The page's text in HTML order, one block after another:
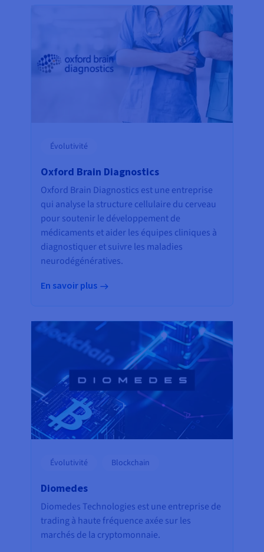
Évolutivité
Oxford Brain Diagnostics
Oxford Brain Diagnostics est une entreprise
qui analyse la structure cellulaire du cerveau
pour soutenir le développement de
médicaments et aider les équipes cliniques à
diagnostiquer et suivre les maladies
neurodégénératives.
En savoir plus
Évolutivité Blockchain
Diomedes
Diomedes Technologies est une entreprise de
trading à haute fréquence axée sur les
marchés de la cryptomonnaie.